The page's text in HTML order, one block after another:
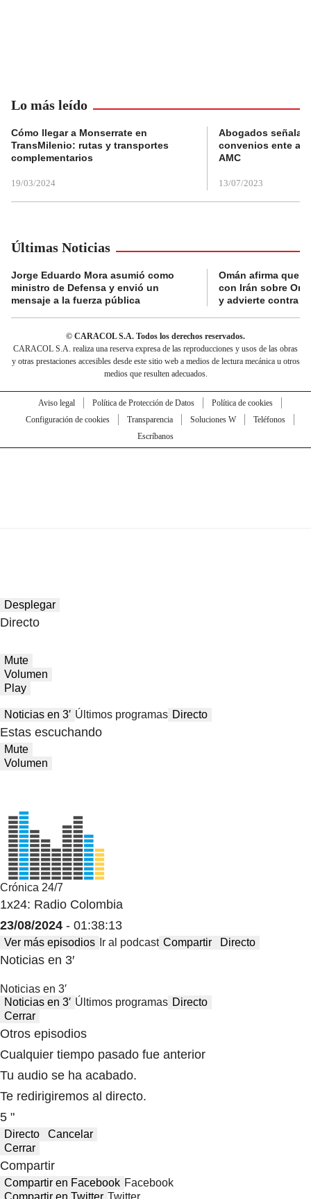
Lo más leído
Cómo llegar a Monserrate en
TransMilenio: rutas y transportes
complementarios
19/03/2024
Abogados
convenios ente
AMC
13/07/2023
Últimas Noticias
Jorge Eduardo Mora asumió como
ministro de Defensa y envió un
mensaje a la fuerza pública
Omán afirma que
con Irán sobre
y advierte contra
© CARACOL S.A. Todos los derechos reservados.
CARACOL S.A. realiza una reserva expresa de las reproducciones y usos de las obras
y otras prestaciones accesibles desde este sitio web a medios de lectura mecánica u otros
medios que resulten adecuados.
Aviso legal Política de Protección de Datos
Política de cookies
Configuración de cookies
Transparencia Soluciones W
Teléfonos
Escríbanos
Desplegar
Directo
Mute
Volumen
Play
Noticias en 3′ Últimos programas Directo
Estas escuchando
Mute
Volumen
Crónica 24/7
1x24: Radio Colombia
23/08/2024 - 01:38:13
Ver más episodios Ir al podcast Compartir Directo
Noticias en 3′
Noticias en 3′
Noticias en 3′ Últimos programas Directo
Cerrar
Otros episodios
Cualquier tiempo pasado fue anterior
Tu audio se ha acabado.
Te redirigiremos al directo.
5 "
Directo
Cancelar
Cerrar
Compartir
Compartir en Facebook Facebook